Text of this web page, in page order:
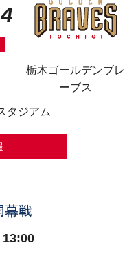
4
栃木ゴールデンブレ
ーブス
タジアム
幕戦
13:00